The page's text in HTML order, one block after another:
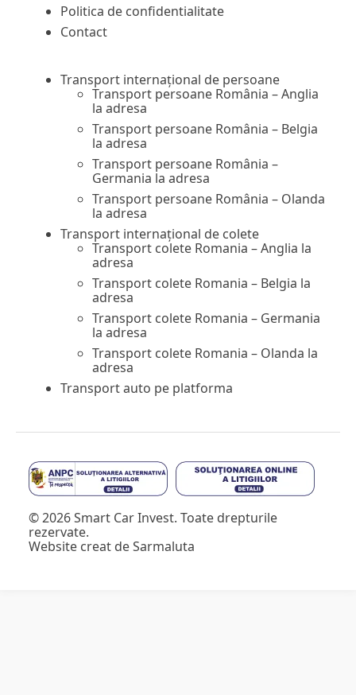
Politica de confidentialitate
Contact
Transport internațional de persoane
Transport persoane România – Anglia
la adresa
Transport persoane România – Belgia
la adresa
Transport persoane România –
Germania la adresa
Transport persoane România – Olanda
la adresa
Transport internațional de colete
Transport colete Romania – Anglia la
adresa
Transport colete Romania – Belgia la
adresa
Transport colete Romania – Germania
la adresa
Transport colete Romania – Olanda la
adresa
Transport auto pe platforma
© 2026 Smart Car Invest. Toate drepturile
rezervate.
Website creat deSarmaluta